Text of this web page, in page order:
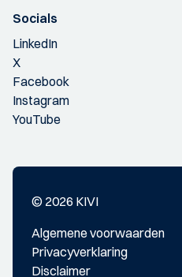
Socials
LinkedIn
X
Facebook
Instagram
YouTube
© 2026 KIVI
Algemene voorwaarden
Privacyverklaring
Disclaimer